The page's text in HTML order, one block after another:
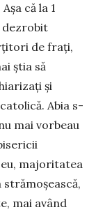
că la 1
dezrobit
de frați,
știa să
și
Abia s-
mai vor­beau
majoritatea
mai având